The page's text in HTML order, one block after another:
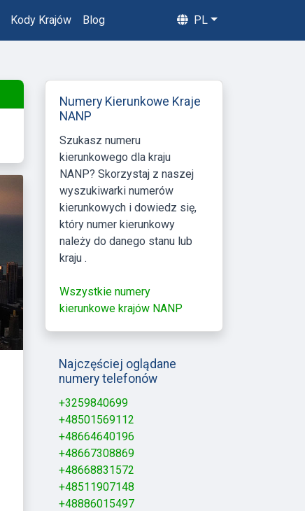
Kody Krajów Blog PL
Numery Kierunkowe Kraje
NANP
Szukasz numeru
kierunkowego dla kraju
NANP? Skorzystaj z naszej
wyszukiwarki numerów
kierunkowych i dowiedz się,
który numer kierunkowy
należy do danego stanu lub
kraju .
Wszystkie numery
kierunkowe krajów NANP
Najczęściej oglądane
numery telefonów
+3259840699
+48501569112
+48664640196
+48667308869
+48668831572
+48511907148
+48886015497